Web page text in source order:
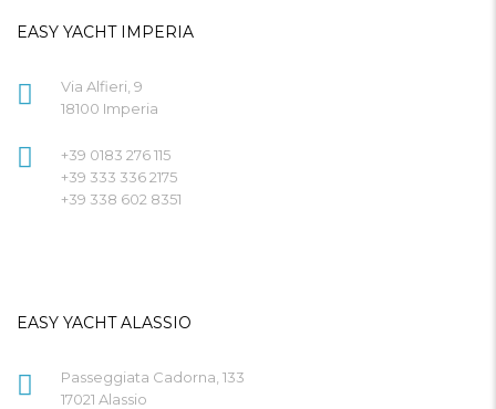
EASY YACHT IMPERIA
Via Alfieri, 9
18100 Imperia
+39 0183 276 115
+39 333 336 2175
+39 338 602 8351
EASY YACHT ALASSIO
Passeggiata Cadorna, 133
17021 Alassio